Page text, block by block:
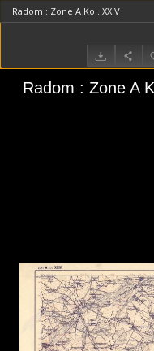
Radom : Zone A Kol. XXIV